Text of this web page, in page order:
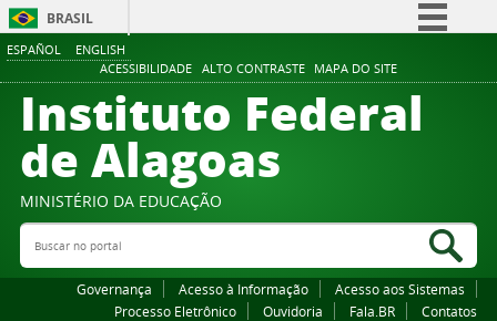
ESPAÑOL ENGLISH
ACESSIBILIDADE ALTO CONTRASTE MAPA DO SITE
BRASIL
Comunica BR
Participe
Canais
Instituto Federal
de Alagoas
MINISTÉRIO DA EDUCAÇÃO
Buscar no portal
Governança Acesso à Informação
Acesso aos Sistemas
Processo Eletrônico
Ouvidoria Fala.BR Contatos